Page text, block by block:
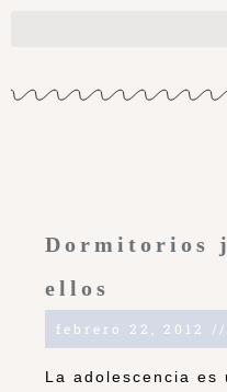
Dormitorios
ellos
febrero 22, 2012
La adolescencia es